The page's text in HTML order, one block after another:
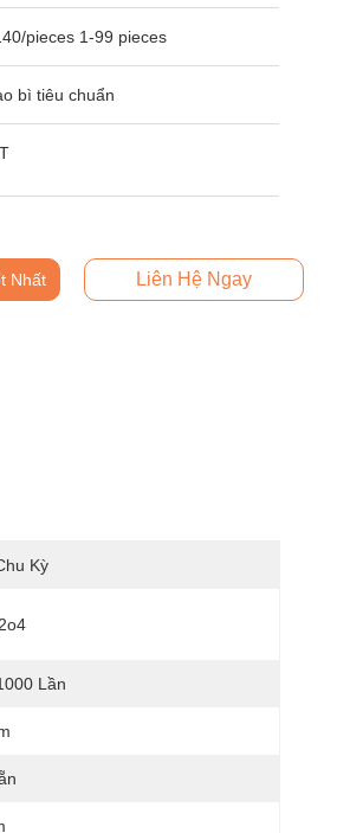
pieces 1-99 pieces
bì tiêu chuẩn
Nhất Liên Hệ Ngay
Kỳ
Lần